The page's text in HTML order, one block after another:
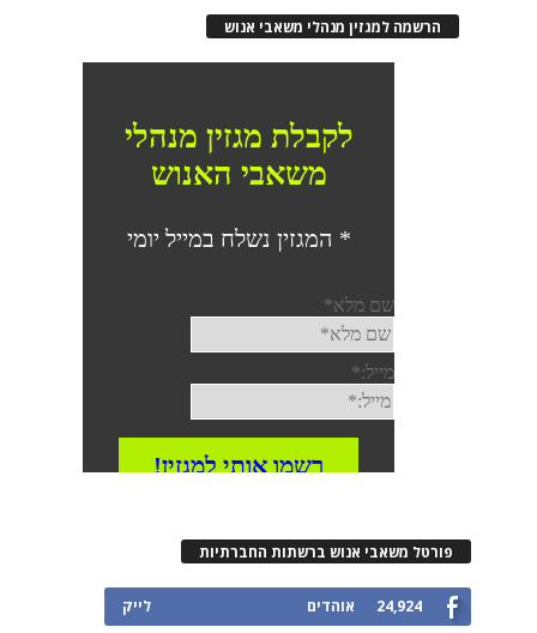
הרשמה למגזין מנהלי משאבי אנוש
פורטל משאבי אנוש ברשתות החברתיות
24,924 אוהדים לייק